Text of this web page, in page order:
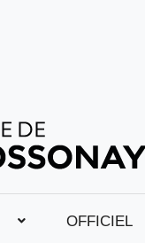
OFFICIEL